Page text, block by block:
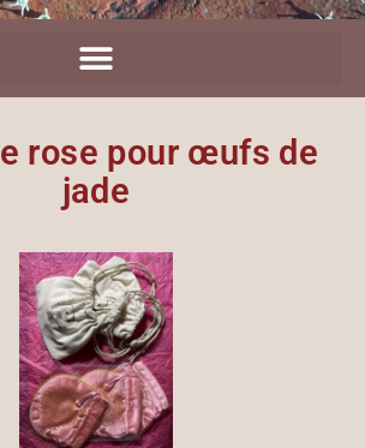
rose pour œufs de
jade